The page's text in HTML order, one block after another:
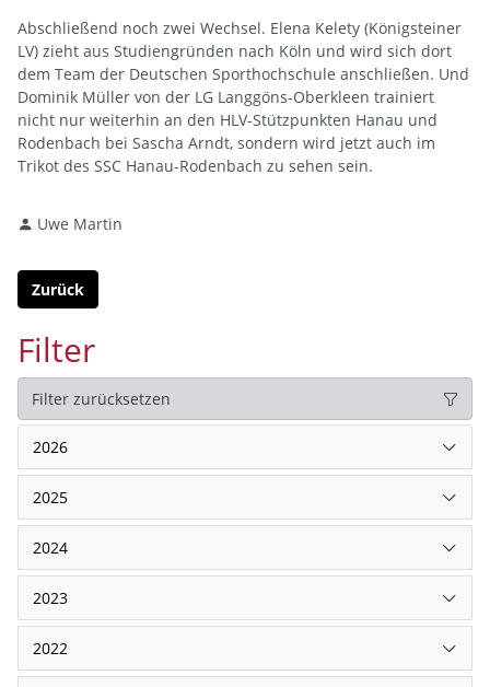
Abschließend noch zwei Wechsel. Elena Kelety (Königsteiner
LV) zieht aus Studiengründen nach Köln und wird sich dort
dem Team der Deutschen Sporthochschule anschließen. Und
Dominik Müller von der LG Langgöns-Oberkleen trainiert
nicht nur weiterhin an den HLV-Stützpunkten Hanau und
Rodenbach bei Sascha Arndt, sondern wird jetzt auch im
Trikot des SSC Hanau-Rodenbach zu sehen sein.
Uwe Martin
Zurück
Filter
Filter zurücksetzen
2026
2025
2024
2023
2022